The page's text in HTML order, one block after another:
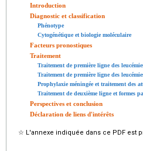
Introduction
Diagnostic et classification
Phénotype
Cytogénétique et biologie moléculaire
Facteurs pronostiques
Traitement
Traitement de première ligne des
Traitement de première ligne des
Prophylaxie méningée et traitement des
Traitement de deuxième ligne et formes
Perspectives et conclusion
Déclaration de liens d'intérêts
☆ L'annexe indiquée dans ce PDF est